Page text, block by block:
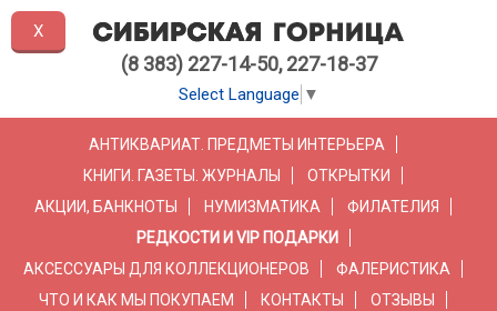
(8 383) 227-14-50, 227-18-37
Select Language ▼
АНТИКВАРИАТ. ПРЕДМЕТЫ ИНТЕРЬЕРА
КНИГИ. ГАЗЕТЫ. ЖУРНАЛЫ
ОТКРЫТКИ
АКЦИИ, БАНКНОТЫ
НУМИЗМАТИКА
ФИЛАТЕЛИЯ
РЕДКОСТИ И VIP ПОДАРКИ
АКСЕССУАРЫ ДЛЯ КОЛЛЕКЦИОНЕРОВ
ФАЛЕРИСТИКА
ЧТО И КАК МЫ ПОКУПАЕМ
КОНТАКТЫ
ОТЗЫВЫ
X